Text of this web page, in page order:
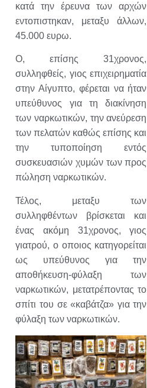
κατά την έρευνα των αρχών
εντοπιστηκαν, μεταξυ άλλων,
45.000 ευρω.
Ο, επίσης 31χρονος,
συλληφθείς, γιος επιχειρηματία
στην Αίγυπτο, φέρεται να ήταν
υπεύθυνος για τη διακίνηση
των ναρκωτικών, την ανεύρεση
των πελατών καθώς επίσης και
την τυποποίηση εντός
συσκευασιών χυμών των προς
πώληση ναρκωτικών.
Τέλος, μεταξυ των
συλληφθέντων βρίσκεται και
ένας ακόμη 31χρονος, γιος
γιατρού, ο οποιος κατηγορείται
ως υπεύθυνος για την
αποθήκευση-φύλαξη των
ναρκωτικών, μετατρέποντας το
σπίτι του σε «καβάτζα» για την
φύλαξη των ναρκωτικών.